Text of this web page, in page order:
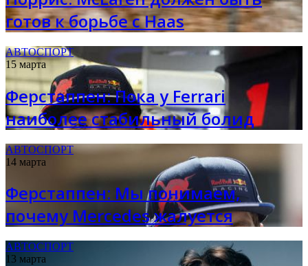
готов к борьбе с Haas
АВТОСПОРТ
15 марта
Ферстаппен: Пока у Ferrari
наиболее стабильный болид
АВТОСПОРТ
14 марта
Ферстаппен: Мы понимаем,
почему Mercedes жалуется
АВТОСПОРТ
13 марта